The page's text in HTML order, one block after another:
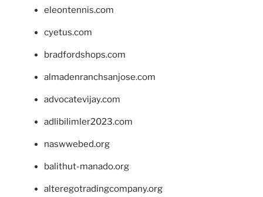
eleontennis.com
cyetus.com
bradfordshops.com
almadenranchsanjose.com
advocatevijay.com
adlibilimler2023.com
naswwebed.org
balithut-manado.org
alteregotradingcompany.org